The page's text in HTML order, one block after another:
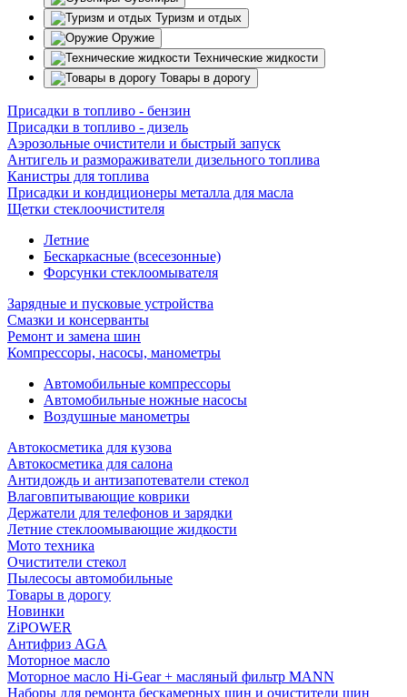
Туризм и отдых
Оружие
Технические жидкости
Товары в дорогу
Присадки в топливо - бензин
Присадки в топливо - дизель
Аэрозольные очистители и быстрый запуск
Антигель и размораживатели дизельного топлива
Канистры для топлива
Присадки и кондиционеры металла для масла
Щетки стеклоочистителя
Летние
Бескаркасные (всесезонные)
Форсунки стеклоомывателя
Зарядные и пусковые устройства
Смазки и консерванты
Ремонт и замена шин
Компрессоры, насосы, манометры
Автомобильные компрессоры
Автомобильные ножные насосы
Воздушные манометры
Автокосметика для кузова
Автокосметика для салона
Антидождь и антизапотеватели стекол
Влаговпитывающие коврики
Держатели для телефонов и зарядки
Летние стеклоомывающие жидкости
Мото техника
Очистители стекол
Пылесосы автомобильные
Товары в дорогу
Новинки
ZiPOWER
Антифриз AGA
Моторное масло
Моторное масло Hi-Gear + масляный фильтр MANN
Наборы для ремонта бескамерных шин и очистители шин